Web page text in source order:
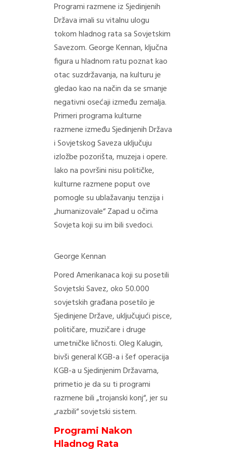
Programi razmene iz Sjedinjenih
Država imali su vitalnu ulogu
tokom hladnog rata sa Sovjetskim
Savezom. George Kennan, ključna
figura u hladnom ratu poznat kao
otac suzdržavanja, na kulturu je
gledao kao na način da se smanje
negativni osećaji između zemalja.
Primeri programa kulturne
razmene između Sjedinjenih Država
i Sovjetskog Saveza uključuju
izložbe pozorišta, muzeja i opere.
Iako na površini nisu političke,
kulturne razmene poput ove
pomogle su ublažavanju tenzija i
„humanizovale“ Zapad u očima
Sovjeta koji su im bili svedoci.
George Kennan
Pored Amerikanaca koji su posetili
Sovjetski Savez, oko 50.000
sovjetskih građana posetilo je
Sjedinjene Države, uključujući pisce,
političare, muzičare i druge
umetničke ličnosti. Oleg Kalugin,
bivši general KGB-a i šef operacija
KGB-a u Sjedinjenim Državama,
primetio je da su ti programi
razmene bili „trojanski konj“, jer su
„razbili“ sovjetski sistem.
Programi Nakon
Hladnog Rata